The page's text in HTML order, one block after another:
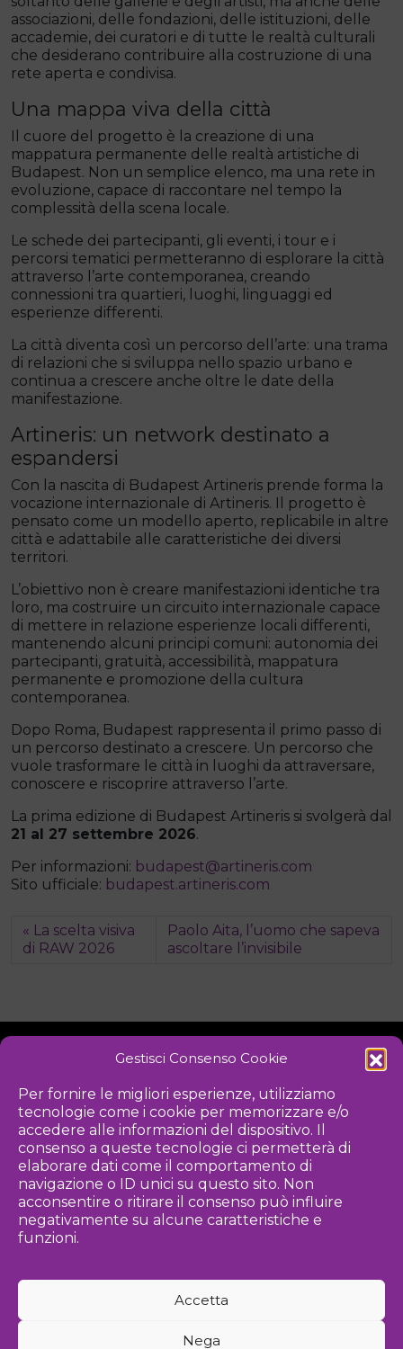
Gestisci Consenso Cookie
Per fornire le migliori esperienze, utilizziamo
tecnologie come i cookie per memorizzare e/o
accedere alle informazioni del dispositivo. Il
consenso a queste tecnologie ci permetterà di
elaborare dati come il comportamento di
navigazione o ID unici su questo sito. Non
acconsentire o ritirare il consenso può influire
negativamente su alcune caratteristiche e
funzioni.
Accetta
Nega
associazioni, delle fondazioni, delle istituzioni, delle
accademie, dei curatori e di tutte le realtà culturali
che desiderano contribuire alla costruzione di una
rete aperta e condivisa.
Una mappa viva della città
Il cuore del progetto è la creazione di una
mappatura permanente delle realtà artistiche di
Budapest. Non un semplice elenco, ma una rete in
evoluzione, capace di raccontare nel tempo la
complessità della scena locale.
Le schede dei partecipanti, gli eventi, i tour e i
percorsi tematici permetteranno di esplorare la città
attraverso l’arte contemporanea, creando
connessioni tra quartieri, luoghi, linguaggi ed
esperienze differenti.
La città diventa così un percorso dell’arte: una trama
di relazioni che si sviluppa nello spazio urbano e
continua a crescere anche oltre le date della
manifestazione.
Artineris: un network destinato a
espandersi
Con la nascita di Budapest Artineris prende forma la
vocazione internazionale di Artineris. Il progetto è
pensato come un modello aperto, replicabile in altre
città e adattabile alle caratteristiche dei diversi
territori.
L’obiettivo non è creare manifestazioni identiche tra
loro, ma costruire un circuito internazionale capace
di mettere in relazione esperienze locali differenti,
mantenendo alcuni principi comuni: autonomia dei
partecipanti, gratuità, accessibilità, mappatura
permanente e promozione della cultura
contemporanea.
Dopo Roma, Budapest rappresenta il primo passo di
un percorso destinato a crescere. Un percorso che
vuole trasformare le città in luoghi da attraversare,
conoscere e riscoprire attraverso l’arte.
La prima edizione di Budapest Artineris si svolgerà dal
21 al 27 settembre 2026.
Per informazioni: budapest@artineris.com
Sito ufficiale: budapest.artineris.com
La scelta visiva
di RAW 2026
Paolo Aita, l’uomo che sapeva
ascoltare l’invisibile
PRIVACY POLICY
Iniziativa
Associazione culturale per la promozione delle arti visive